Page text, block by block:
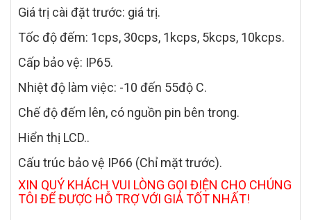
Giá trị cài đặt trước: giá trị.
Tốc độ đếm: 1cps, 30cps, 1kcps, 5kcps, 10kcps.
Cấp bảo vệ: IP65.
Nhiệt độ làm việc: -10 đến 55độ C.
Chế độ đếm lên, có nguồn pin bên trong.
Hiển thị LCD..
Cấu trúc bảo vệ IP66 (Chỉ mặt trước).
XIN QUÝ KHÁCH VUI LÒNG GỌI ĐIỆN CHO CHÚNG
TÔI ĐỂ ĐƯỢC HỖ TRỢ VỚI GIÁ TỐT NHẤT!